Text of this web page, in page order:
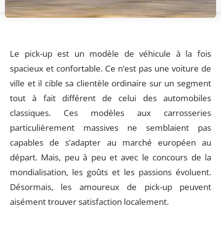
Le pick-up est un modèle de véhicule à la fois
spacieux et confortable. Ce n’est pas une voiture de
ville et il cible sa clientèle ordinaire sur un segment
tout à fait différent de celui des automobiles
classiques. Ces modèles aux carrosseries
particulièrement massives ne semblaient pas
capables de s’adapter au marché européen au
départ. Mais, peu à peu et avec le concours de la
mondialisation, les goûts et les passions évoluent.
Désormais, les amoureux de pick-up peuvent
aisément trouver satisfaction localement.